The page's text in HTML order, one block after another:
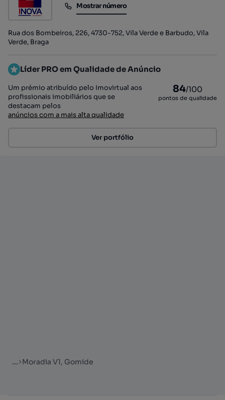
Mostrar número
Mostrar número
Rua dos Bombeiros, 226, 4730-752, Vila Verde e Barbudo, Vila
Verde, Braga
Líder PRO em Qualidade de Anúncio
Um prémio atribuído pelo Imovirtual aos
profissionais imobiliários que se
destacam pelos
anúncios com a mais alta qualidade
84/100
pontos de qualidade
Ver portfólio
... Moradia V1, Gomide